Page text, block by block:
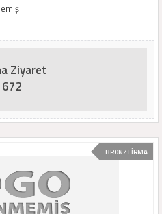
Ziyaret
672
BRONZ FİRMA